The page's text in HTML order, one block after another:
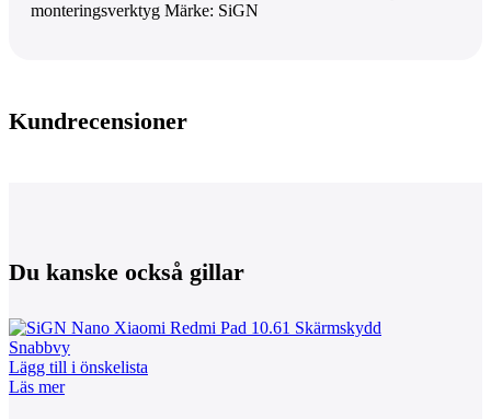
monteringsverktyg Märke: SiGN
Kundrecensioner
Du kanske också gillar
Snabbvy
Lägg till i önskelista
Läs mer